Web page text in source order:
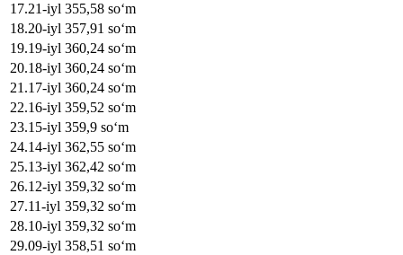
17.21-iyl 355,58 soʻm
18.20-iyl 357,91 soʻm
19.19-iyl 360,24 soʻm
20.18-iyl 360,24 soʻm
21 .17-iyl 360,24 soʻm
22.16-iyl 359,52 soʻm
23.15-iyl 359,9 soʻm
24.14-iyl 362,55 soʻm
25.13-iyl 362,42 soʻm
26.12-iyl 359,32 soʻm
27.11-iyl 359,32 soʻm
28.10-iyl 359,32 soʻm
29.09-iyl 358,51 soʻm